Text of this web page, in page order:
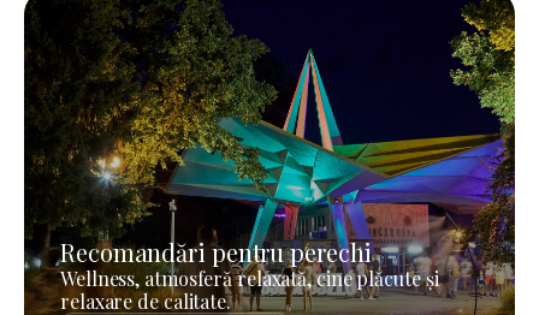
Recomandări pentru perechi
Wellness, atmosferă relaxată, cine plăcute și
relaxare de calitate.